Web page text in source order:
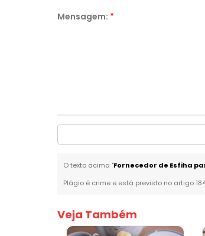
Mensagem: *
O texto acima "Fornecedor de Esfiha
Plágio é crime e está previsto no artigo
Veja Também